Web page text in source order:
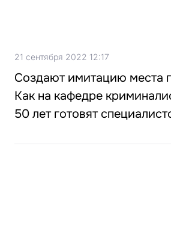
21 сентября 2022 12:17
Создают имитацию места
Как на кафедре
50 лет готовят